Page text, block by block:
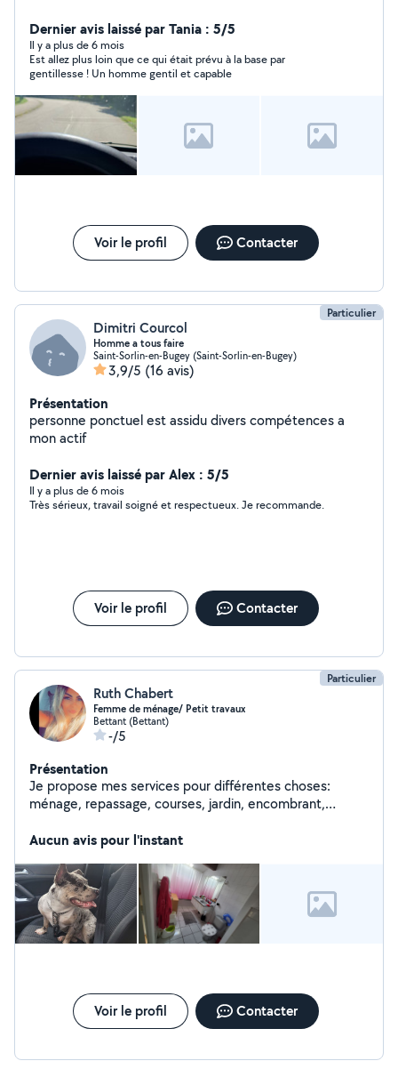
Dernier avis laissé par Tania : 5/5
Il y a plus de 6 mois
Est allez plus loin que ce qui était prévu à la base par
gentillesse ! Un homme gentil et capable
Voir le profil Contacter
Particulier
Dimitri Courcol
Homme a tous faire
Saint-Sorlin-en-Bugey (Saint-Sorlin-en-Bugey)
3,9/5 (16 avis)
Présentation
personne ponctuel est assidu divers compétences a
mon actif
Dernier avis laissé par Alex : 5/5
Il y a plus de 6 mois
Très sérieux, travail soigné et respectueux. Je recommande.
Voir le profil Contacter
Particulier
Ruth Chabert
Femme de ménage/ Petit travaux
Bettant (Bettant)
-/5
Présentation
Je propose mes services pour différentes choses:
ménage, repassage, courses, jardin, encombrant,
Aucun avis pour l'instant
Voir le profil Contacter